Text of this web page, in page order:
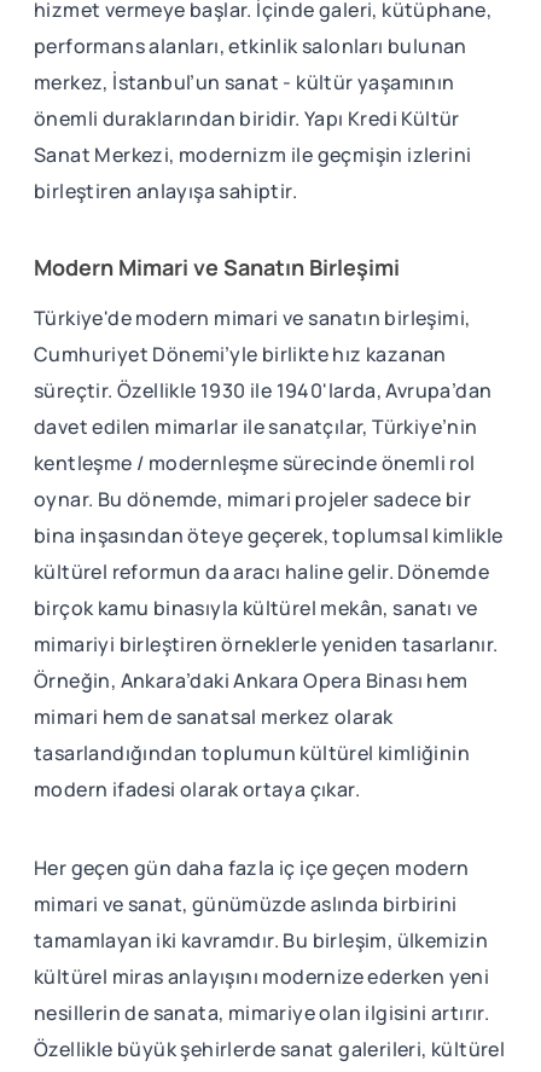
hizmet vermeye başlar. İçinde galeri, kütüphane,
performans alanları, etkinlik salonları bulunan
merkez, İstanbul’un sanat - kültür yaşamının
önemli duraklarından biridir. Yapı Kredi Kültür
Sanat Merkezi, modernizm ile geçmişin izlerini
birleştiren anlayışa sahiptir.
Modern Mimari ve Sanatın Birleşimi
Türkiye'de modern mimari ve sanatın birleşimi,
Cumhuriyet Dönemi’yle birlikte hız kazanan
süreçtir. Özellikle 1930 ile 1940'larda, Avrupa’dan
davet edilen mimarlar ile sanatçılar, Türkiye’nin
kentleşme / modernleşme sürecinde önemli rol
oynar. Bu dönemde, mimari projeler sadece bir
bina inşasından öteye geçerek, toplumsal kimlikle
kültürel reformun da aracı haline gelir. Dönemde
birçok kamu binasıyla kültürel mekân, sanatı ve
mimariyi birleştiren örneklerle yeniden tasarlanır.
Örneğin, Ankara’daki Ankara Opera Binası hem
mimari hem de sanatsal merkez olarak
tasarlandığından toplumun kültürel kimliğinin
modern ifadesi olarak ortaya çıkar.
Her geçen gün daha fazla iç içe geçen modern
mimari ve sanat, günümüzde aslında birbirini
tamamlayan iki kavramdır. Bu birleşim, ülkemizin
kültürel miras anlayışını modernize ederken yeni
nesillerin de sanata, mimariye olan ilgisini artırır.
Özellikle büyük şehirlerde sanat galerileri, kültürel